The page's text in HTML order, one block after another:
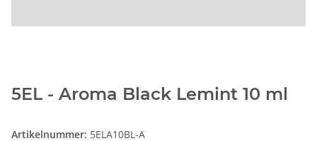
5EL - Aroma Black Lemint 10 ml
Artikelnummer: 5ELA10BL-A